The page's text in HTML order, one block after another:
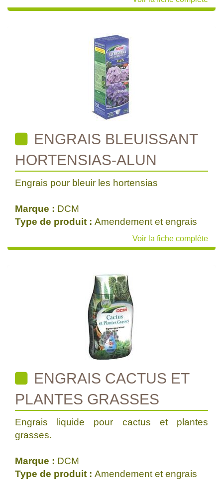
ENGRAIS BLEUISSANT
HORTENSIAS-ALUN
Engrais pour bleuir les hortensias
Marque : DCM
Type de produit : Amendement et engrais
Voir la fiche complète
ENGRAIS CACTUS ET
PLANTES GRASSES
Engrais liquide pour cactus et plantes
grasses.
Marque : DCM
Type de produit : Amendement et engrais